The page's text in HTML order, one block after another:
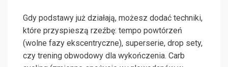
Gdy podstawy już działają, możesz dodać techniki,
które przyspieszą rzeźbę: tempo powtórzeń
(wolne fazy ekscentryczne), superserie, drop sety,
czy trening obwodowy dla wykończenia. Carb